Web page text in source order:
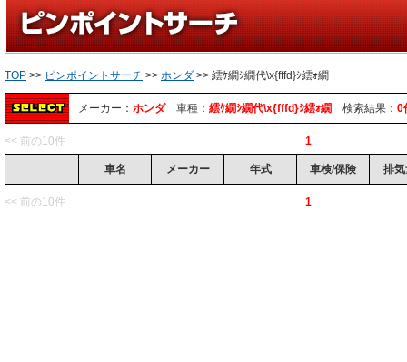
TOP >> ピンポイントサーチ >> ホンダ >> 繧ｹ繝ｼ繝代\x{fffd}ｼ繧ｫ繝
メーカー： ホンダ車種： 繧ｹ繝ｼ繝代\x{fffd}ｼ繧ｫ繝 検索結果： 0
<< 前の10件 1
車名 メーカー 年式 車検/保険 排
<< 前の10件 1